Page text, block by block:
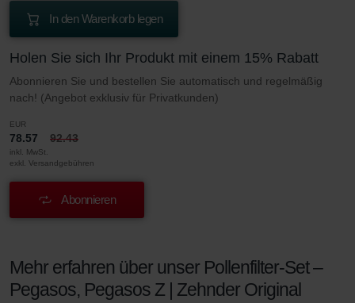
In den Warenkorb legen
Holen Sie sich Ihr Produkt mit einem 15% Rabatt
Abonnieren Sie und bestellen Sie automatisch und regelmäßig
nach! (Angebot exklusiv für Privatkunden)
EUR
78.57 92.43
inkl. MwSt.
exkl. Versandgebühren
Abonnieren
Mehr erfahren über unser Pollenfilter-Set –
Pegasos, Pegasos Z | Zehnder Original